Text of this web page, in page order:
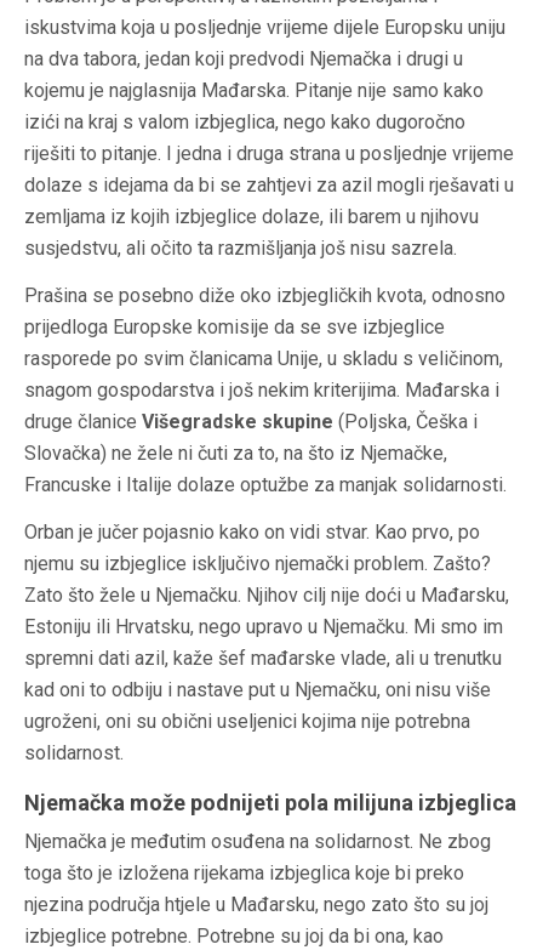
iskustvima koja u posljednje vrijeme dijele Europsku uniju
na dva tabora, jedan koji predvodi Njemačka i drugi u
kojemu je najglasnija Mađarska. Pitanje nije samo kako
izići na kraj s valom izbjeglica, nego kako dugoročno
riješiti to pitanje. I jedna i druga strana u posljednje vrijeme
dolaze s idejama da bi se zahtjevi za azil mogli rješavati u
zemljama iz kojih izbjeglice dolaze, ili barem u njihovu
susjedstvu, ali očito ta razmišljanja još nisu sazrela.
Prašina se posebno diže oko izbjegličkih kvota, odnosno
prijedloga Europske komisije da se sve izbjeglice
rasporede po svim članicama Unije, u skladu s veličinom,
snagom gospodarstva i još nekim kriterijima. Mađarska i
druge članice Višegradske skupine (Poljska, Češka i
Slovačka) ne žele ni čuti za to, na što iz Njemačke,
Francuske i Italije dolaze optužbe za manjak solidarnosti.
Orban je jučer pojasnio kako on vidi stvar. Kao prvo, po
njemu su izbjeglice isključivo njemački problem. Zašto?
Zato što žele u Njemačku. Njihov cilj nije doći u Mađarsku,
Estoniju ili Hrvatsku, nego upravo u Njemačku. Mi smo im
spremni dati azil, kaže šef mađarske vlade, ali u trenutku
kad oni to odbiju i nastave put u Njemačku, oni nisu više
ugroženi, oni su obični useljenici kojima nije potrebna
solidarnost.
Njemačka može podnijeti pola milijuna izbjeglica
Njemačka je međutim osuđena na solidarnost. Ne zbog
toga što je izložena rijekama izbjeglica koje bi preko
njezina područja htjele u Mađarsku, nego zato što su joj
izbjeglice potrebne. Potrebne su joj da bi ona, kao